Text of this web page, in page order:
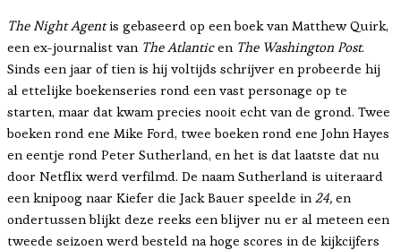
The Night Agentis gebaseerd op een boek van Matthew Quirk,
een ex-journalist van The Atlanticen The Washington Post.
Sinds een jaar of tien is hij voltijds schrijver en probeerde hij
al ettelijke boekenseries rond een vast personage op te
starten, maar dat kwam precies nooit echt van de grond. Twee
boeken rond ene Mike Ford, twee boeken rond ene John Hayes
en eentje rond Peter Sutherland, en het is dat laatste dat nu
door Netflix werd verfilmd. De naam Sutherland is uiteraard
een knipoog naar Kiefer die Jack Bauer speelde in 24, en
ondertussen blijkt deze reeks een blijver nu er al meteen een
tweede seizoen werd besteld na hoge scores in de kijkcijfers